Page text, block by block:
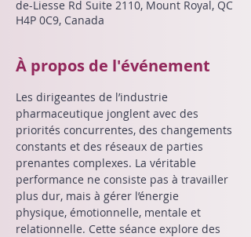
de-Liesse Rd Suite 2110, Mount Royal, QC
H4P 0C9, Canada
À propos de l'événement
Les dirigeantes de l’industrie
pharmaceutique jonglent avec des
priorités concurrentes, des changements
constants et des réseaux de parties
prenantes complexes. La véritable
performance ne consiste pas à travailler
plus dur, mais à gérer l’énergie
physique, émotionnelle, mentale et
relationnelle. Cette séance explore des